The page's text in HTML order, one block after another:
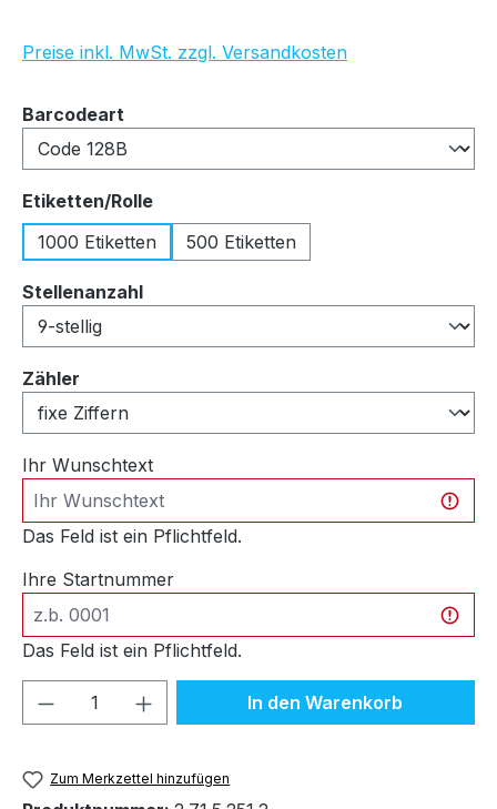
Preise inkl. MwSt. zzgl. Versandkosten
Barcodeart
Etiketten/Rolleauswählen
1000 Etiketten
500 Etiketten
Stellenanzahlauswählen
Zähler
Ihr Wunschtext
Das Feld ist ein Pflichtfeld.
Ihre Startnummer
Das Feld ist ein Pflichtfeld.
Produkt Anzahl: Gib denIn den Warenkorb
Zum Merkzettel hinzufügen